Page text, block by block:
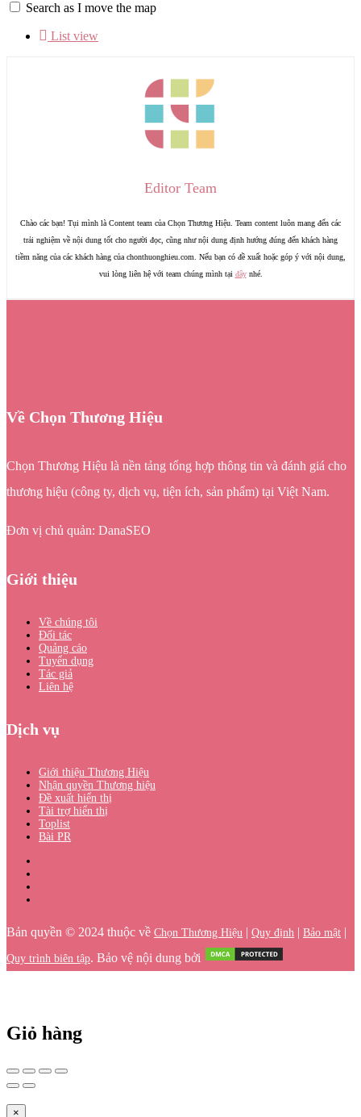
Search as I move the map
List view
Editor Team
Chào các bạn! Tụi mình là Content team của Chọn Thương Hiệu. Team content luôn mang đến các
trải nghiệm về nội dung tốt cho người đọc, cũng như nội dung định hướng đúng đến khách hàng
tiềm năng của các khách hàng của chonthuonghieu.com. Nếu bạn có đề xuất hoặc góp ý với nội dung,
vui lòng liên hệ với team chúng mình tại đâynhé.
Về Chọn Thương Hiệu
Chọn Thương Hiệu là nền tảng tổng hợp thông tin và đánh giá cho
thương hiệu (công ty, dịch vụ, tiện ích, sản phẩm) tại Việt Nam.
Đơn vị chủ quản: DanaSEO
Giới thiệu
Về chúng tôi
Đối tác
Quảng cáo
Tuyển dụng
Tác giả
Liên hệ
Dịch vụ
Giới thiệu Thương Hiệu
Nhận quyền Thương hiệu
Đề xuất hiển thị
Tài trợ hiển thị
Toplist
Bài PR
Bản quyền © 2024 thuộc về Chọn Thương Hiệu | Quy định | Bảo mật |
Quy trình biên tập. Bảo vệ nội dung bởi
Giỏ hàng
×